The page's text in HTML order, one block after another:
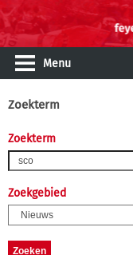
Menu
Zoekterm
Zoekterm
Zoekgebied